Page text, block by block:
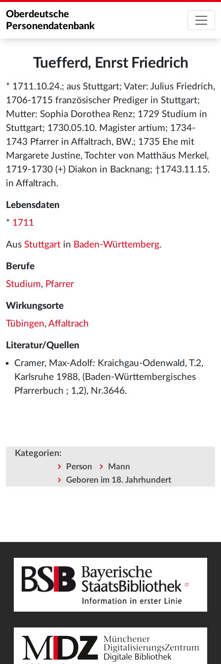
Oberdeutsche
Personendatenbank
Tuefferd, Enrst Friedrich
* 1711.10.24.; aus Stuttgart; Vater: Julius Friedrich,
1706-1715 französischer Prediger in Stuttgart;
Mutter: Sophia Dorothea Renz; 1729 Studium in
Stuttgart; 1730.05.10. Magister artium; 1734-
1743 Pfarrer in Affaltrach, BW.; 1735 Ehe mit
Margarete Justine, Tochter von Matthäus Merkel,
1719-1730 (+) Diakon in Backnang; †1743.11.15.
in Affaltrach.
Lebensdaten
* 1711
Aus Stuttgart in Baden-Württemberg.
Berufe
Studium, Pfarrer
Wirkungsorte
Tübingen, Affaltrach
Literatur/Quellen
Cramer, Max-Adolf: Kraichgau-Odenwald, T.2,
Karlsruhe 1988, (Baden-Württembergisches
Pfarrerbuch ; 1,2), Nr.3646.
Kategorien:
Person
Mann
Geboren im 18. Jahrhundert